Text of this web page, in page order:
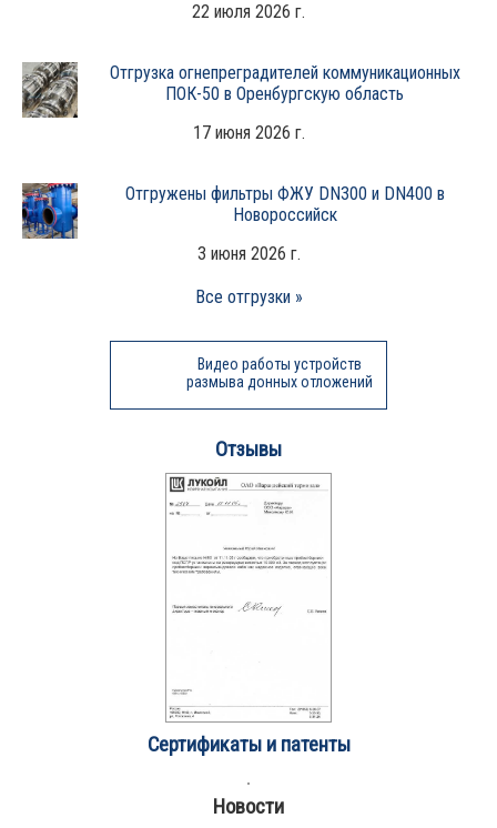
22 июля 2026 г.
Отгрузка огнепреградителей коммуникационных
ПОК-50 в Оренбургскую область
17 июня 2026 г.
Отгружены фильтры ФЖУ DN300 и DN400 в
Новороссийск
3 июня 2026 г.
Все отгрузки »
Видео работы устройств
размыва донных отложений
Отзывы
Сертификаты и патенты
Новости